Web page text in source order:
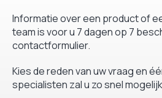
Informatie over een product of
team is voor u 7 dagen op 7
contactformulier.
Kies de reden van uw vraag en
specialisten zal u zo snel